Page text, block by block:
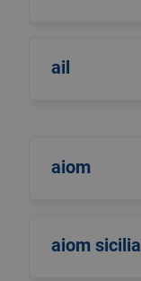
ail
aiom
aiom sicilia